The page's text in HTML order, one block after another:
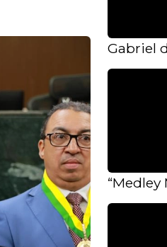
Gabriel